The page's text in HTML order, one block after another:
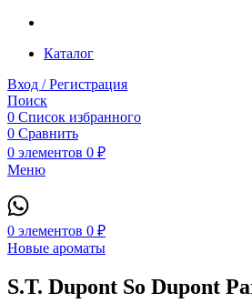
Каталог
Вход / Регистрация
Поиск
0 Список избранного
0 Сравнить
0 элементов 0 ₽
Меню
0 элементов 0 ₽
Новые ароматы
S.T. Dupont So Dupont